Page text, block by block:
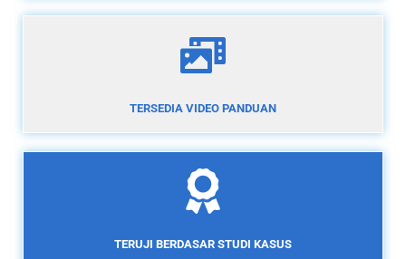
TERSEDIA VIDEO PANDUAN
TERUJI BERDASAR STUDI KASUS